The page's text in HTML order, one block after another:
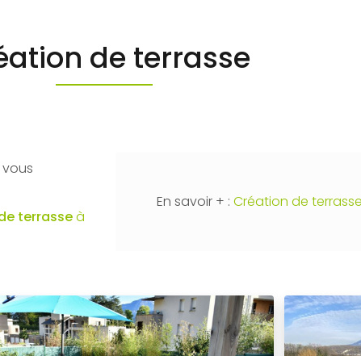
de terrasse
vous
terrasseà
En savoir + : Création de